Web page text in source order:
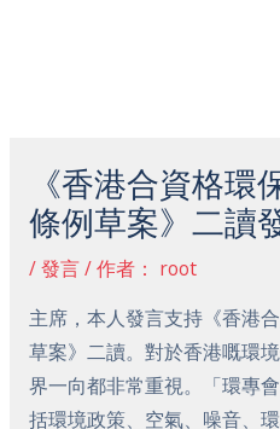
《香港合資格環
條例草案》二讀
/發言/ 作者： root
主席，本人發言支持《香港
草案》二讀。對於香港嘅環
界一向都非常重視。「環專
括環境政策、空氣、噪音、